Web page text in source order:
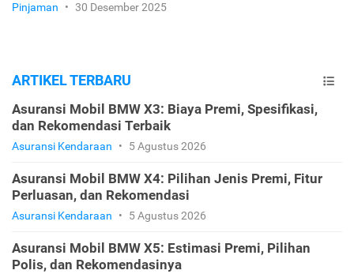
Pinjaman • 30 Desember 2025
ARTIKEL TERBARU
Asuransi Mobil BMW X3: Biaya Premi, Spesifikasi,
dan Rekomendasi Terbaik
Asuransi Kendaraan • 5 Agustus 2026
Asuransi Mobil BMW X4: Pilihan Jenis Premi, Fitur
Perluasan, dan Rekomendasi
Asuransi Kendaraan • 5 Agustus 2026
Asuransi Mobil BMW X5: Estimasi Premi, Pilihan
Polis, dan Rekomendasinya